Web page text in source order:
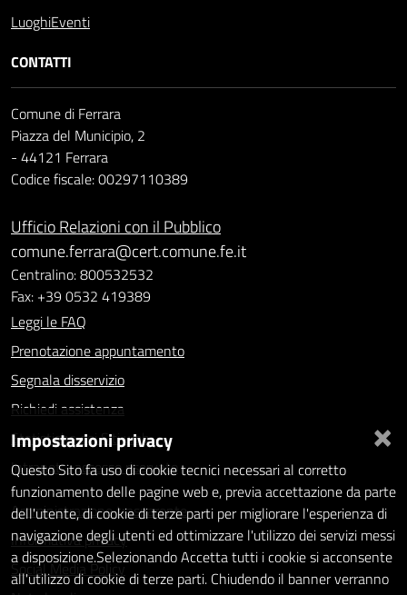
LuoghiEventi
CONTATTI
Comune di Ferrara
Piazza del Municipio, 2
- 44121 Ferrara
Codice fiscale: 00297110389
Ufficio Relazioni con il Pubblico
comune.ferrara@cert.comune.fe.it
Centralino: 800532532
Fax: +39 0532 419389
Leggi le FAQ
Prenotazione appuntamento
Segnala disservizio
Richiedi assistenza
Statistiche dei Siti web
Intranet - accesso riservato
Amministrazione trasparente
Informativa privacy
Social Media Policy
×
Impostazioni privacy
Questo Sito fa uso di cookie tecnici necessari al corretto
funzionamento delle pagine web e, previa accettazione da parte
dell'utente, di cookie di terze parti per migliorare l'esperienza di
navigazione degli utenti ed ottimizzare l'utilizzo dei servizi messi
a disposizione.Selezionando Accetta tutti i cookie si acconsente
all'utilizzo di cookie di terze parti. Chiudendo il banner verranno